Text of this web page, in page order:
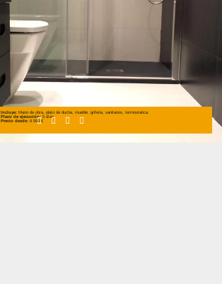
Incluye: Mano de obra, plato de ducha, mueble, griferia, sanitarios, termostatica.
Plazo de ejecución: 5 días
Precio desde: 6.590 €